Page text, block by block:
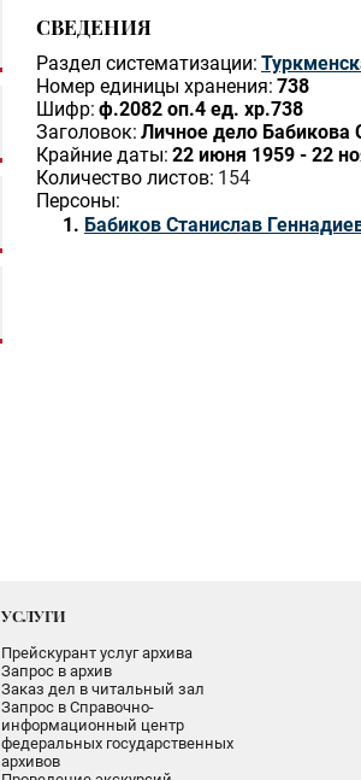
СВЕДЕНИЯ
Раздел систематизации:
Номер единицы хранения: 738
Шифр: ф.2082 оп.4 ед. хр.738
Заголовок: Личное дело Бабикова
Крайние даты: 22 июня 1959 - 22
Количество листов: 154
Персоны:
Бабиков Станислав
УСЛУГИ
Прейскурант услуг архива
Запрос в архив
Заказ дел в читальный зал
Запрос в Справочно-
информационный центр
федеральных государственных
архивов